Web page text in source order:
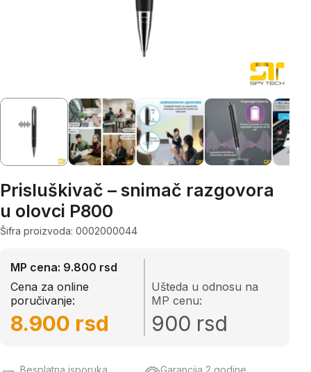
Prisluškivač – snimač razgovora
u olovci P800
Šifra proizvoda: 0002000044
MP cena: 9.800 rsd
Cena za online
poručivanje:
8.900 rsd
Ušteda u odnosu na
MP cenu:
900 rsd